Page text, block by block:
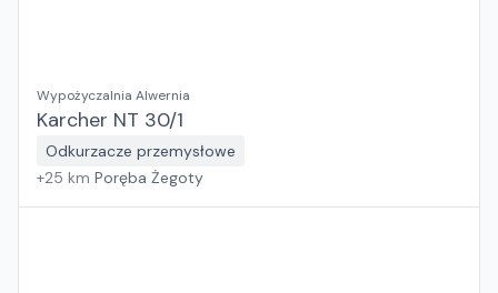
Wypożyczalnia Alwernia
Karcher NT 30/1
Odkurzacze przemysłowe
+25 km Poręba Żegoty